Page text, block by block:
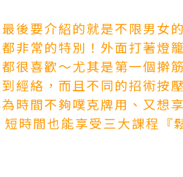
後要介紹的就是不限男女
非常的特別！外面打著燈
很喜歡～尤其是第一個擀
經絡，而且不同的招術按
時間不夠噗克牌用、又想
時間也能享受三大課程『